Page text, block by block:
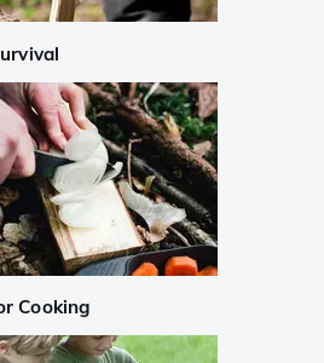
Cooking